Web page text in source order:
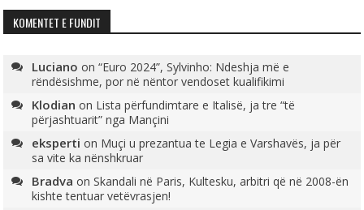
KOMENTET E FUNDIT
Luciano on“Euro 2024”, Sylvinho: Ndeshja më e
rëndësishme, por në nëntor vendoset kualifikimi
Klodian on Lista përfundimtare e Italisë, ja tre “të
përjashtuarit” nga Mançini
eksperti on Muçi u prezantua te Legia e Varshavës, ja për
sa vite ka nënshkruar
Bradva onSkandali në Paris, Kultesku, arbitri që në 2008-ën
kishte tentuar vetëvrasjen!